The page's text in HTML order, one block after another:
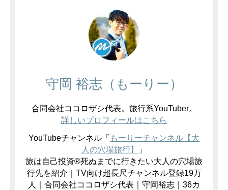
守岡 裕志（もーりー）
合同会社ココロザシ代表。旅行系YouTuber。
詳しいプロフィールはこちら
YouTubeチャンネル「 もーりーチャンネル【大
人の穴場旅行】
」
旅は自己投資®死ぬまでに行きたい大人の穴場旅
行先を紹介｜TV向け超長尺チャンネル登録19万
人｜合同会社ココロザシ代表｜守岡裕志｜36カ